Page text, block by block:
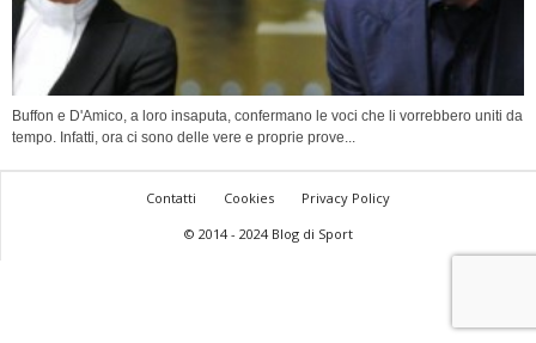
Buffon e D'Amico, a loro insaputa, confermano le voci che li vorrebbero uniti da
tempo. Infatti, ora ci sono delle vere e proprie prove...
Contatti Cookies
Privacy Policy
© 2014 - 2024 Blog di Sport